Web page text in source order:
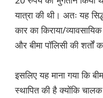
यात्रा की थी। अतः यह
कार का किराया/
और बीमा पॉलिसी की शर्तों
इसलिए यह माना गया कि
स्थापित की है क्योंकि